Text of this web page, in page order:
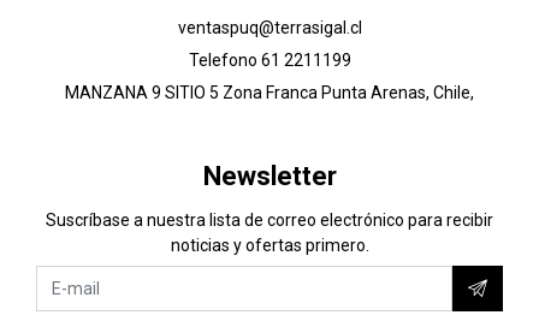
ventaspuq@terrasigal.cl
Telefono 61 2211199
MANZANA 9 SITIO 5 Zona Franca Punta Arenas, Chile,
Newsletter
Suscríbase a nuestra lista de correo electrónico para recibir
noticias y ofertas primero.